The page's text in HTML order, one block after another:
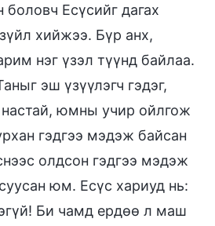
боловч Есүсийг дагах
хийжээ. Бүр анх,
нэг үзэл түүнд байлаа.
эш үзүүлэгч гэдэг,
юмны учир ойлгож
гэдгээ мэдэж байсан
олдсон гэдгээ мэдэж
юм. Есүс хариуд нь:
Би чамд ердөө л маш